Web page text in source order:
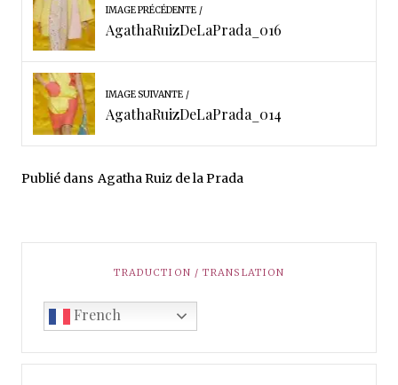
IMAGE PRÉCÉDENTE
AgathaRuizDeLaPrada_016
IMAGE SUIVANTE
AgathaRuizDeLaPrada_014
Publié dans Agatha Ruiz de la Prada
TRADUCTION / TRANSLATION
French